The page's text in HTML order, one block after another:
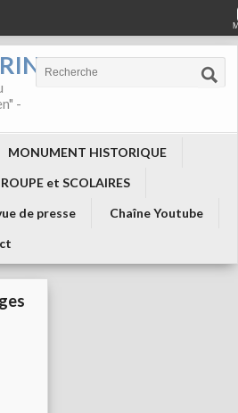
-
MONUMENT HISTORIQUE
et SCOLAIRES
de presse
Chaîne Youtube